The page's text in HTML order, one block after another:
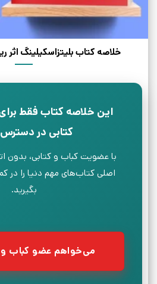
خلاصه کتاب بلیتزاسکیلینگ اثر
این خلاصه کتاب فقط
کتابی در
با عضویت کباب و کتابی، بدون
بگیرید.
می‌خواهم عضو کباب